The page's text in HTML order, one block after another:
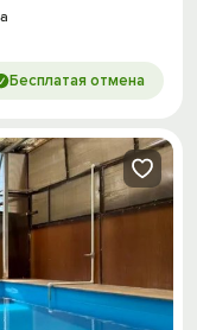
Бесплатая отмена